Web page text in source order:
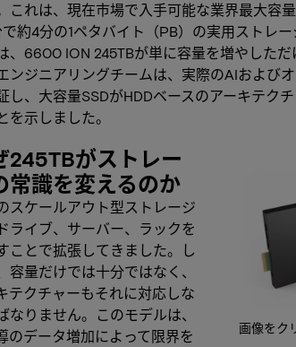
これは、現在市場で入手可能な業界最大容
約4分の1ペタバイト（PB）の実用ストレー
、6600 ION 245TBが単に容量を増やした
ンジニアリングチームは、実際のAIおよび
し、大容量SSDがHDDベースのアーキテク
を示しました。
画像をク
245TBがストレー
常識を変えるのか
スケールアウト型ストレージ
ライブ、サーバー、ラックを
ことで拡張してきました。し
容量だけでは十分ではなく、
テクチャーもそれに対応しな
なりません。このモデルは、
のデータ増加によって限界を